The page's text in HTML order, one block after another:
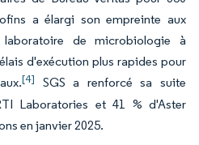
a élargi son empreinte aux
de microbiologie à
d'exécution plus rapides pour
[4]
SGS a renforcé sa suite
Laboratories et 41 % d'Aster
en janvier 2025.